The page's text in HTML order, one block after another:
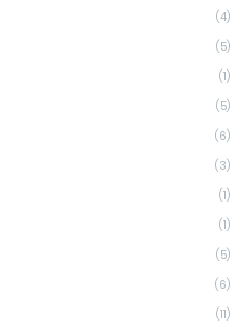
(4)
(5)
(1)
(5)
(6)
(3)
(1)
(1)
(5)
(6)
(11)